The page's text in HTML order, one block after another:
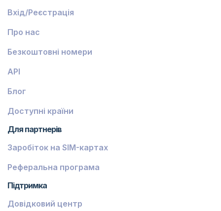
Вхід/Реєстрація
Про нас
Безкоштовні номери
API
Блог
Доступні країни
Для партнерів
Заробіток на SIM-картах
Реферальна програма
Підтримка
Довідковий центр